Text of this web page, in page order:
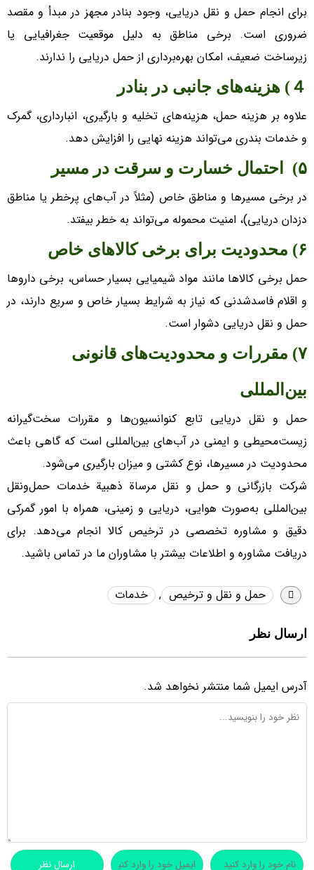
برای انجام حمل و نقل دریایی، وجود بنادر مجهز در مبدأ و مقصد
ضروری است. برخی مناطق به دلیل موقعیت جغرافیایی یا
زیرساخت ضعیف، امکان بهره‌برداری از حمل دریایی را ندارند.
４) هزینه‌های جانبی در بنادر
علاوه بر هزینه حمل، هزینه‌های تخلیه و بارگیری، انبارداری، گمرک
و خدمات بندری می‌تواند هزینه نهایی را افزایش دهد.
۵) احتمال خسارت و سرقت در مسیر
در برخی مسیر‌ها و مناطق خاص (مثلاً در آب‌های پرخطر یا مناطق
دزدان دریایی)، امنیت محموله می‌تواند به خطر بیفتد.
۶) محدودیت برای برخی کالا‌های خاص
حمل برخی کالا‌ها مانند مواد شیمیایی بسیار حساس، برخی دارو‌ها
و اقلام فاسدشدنی که نیاز به شرایط بسیار خاص و سریع دارند، در
حمل و نقل دریایی دشوار است.
۷) مقررات و محدودیت‌های قانونی
بین‌المللی
حمل و نقل دریایی تابع کنوانسیون‌ها و مقررات سخت‌گیرانه
زیست‌محیطی و ایمنی در آب‌های بین‌المللی است که گاهی باعث
محدودیت در مسیر‌ها، نوع کشتی و میزان بارگیری می‌شود.
شرکت بازرگانی و حمل و نقل مرساة ذهبیة خدمات حمل‌ونقل
بین‌المللی به‌صورت هوایی، دریایی و زمینی، همراه با امور گمرکی
دقیق و مشاوره تخصصی در ترخیص کالا انجام می‌دهد. برای
دریافت مشاوره و اطلاعات بیشتر با مشاوران ما در تماس باشید.
حمل و نقل و ترخیص , خدمات
ارسال نظر
آدرس ایمیل شما منتشر نخواهد شد.